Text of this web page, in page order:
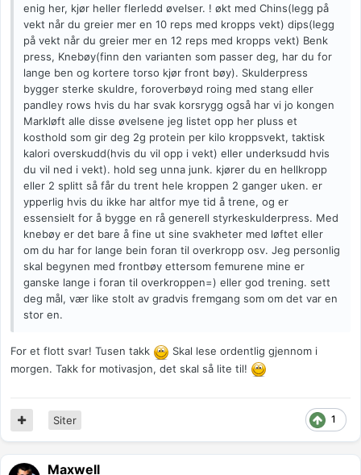
enig her, kjør heller flerledd øvelser. ! økt med Chins(legg på
vekt når du greier mer en 10 reps med kropps vekt) dips(legg
på vekt når du greier mer en 12 reps med kropps vekt) Benk
press, Knebøy(finn den varianten som passer deg, har du for
lange ben og kortere torso kjør front bøy). Skulderpress
bygger sterke skuldre, foroverbøyd roing med stang eller
pandley rows hvis du har svak korsrygg også har vi jo kongen
Markløft alle disse øvelsene jeg listet opp her pluss et
kosthold som gir deg 2g protein per kilo kroppsvekt, taktisk
kalori overskudd(hvis du vil opp i vekt) eller underksudd hvis
du vil ned i vekt). hold seg unna junk. kjører du en hellkropp
eller 2 splitt så får du trent hele kroppen 2 ganger uken. er
ypperlig hvis du ikke har altfor mye tid å trene, og er
essensielt for å bygge en rå generell styrkeskulderpress. Med
knebøy er det bare å fine ut sine svakheter med løftet eller
om du har for lange bein foran til overkropp osv. Jeg personlig
skal begynen med frontbøy ettersom femurene mine er
ganske lange i foran til overkroppen=) eller god trening. sett
deg mål, vær like stolt av gradvis fremgang som om det var en
stor en.
For et flott svar! Tusen takk
Skal lese ordentlig gjennom i
morgen. Takk for motivasjon, det skal så lite til!
1
Siter
Maxwell